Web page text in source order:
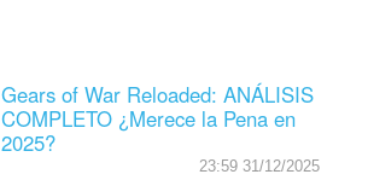
Gears of War Reloaded: ANÁLISIS
COMPLETO ¿Merece la Pena en
2025?
23:59 31/12/2025